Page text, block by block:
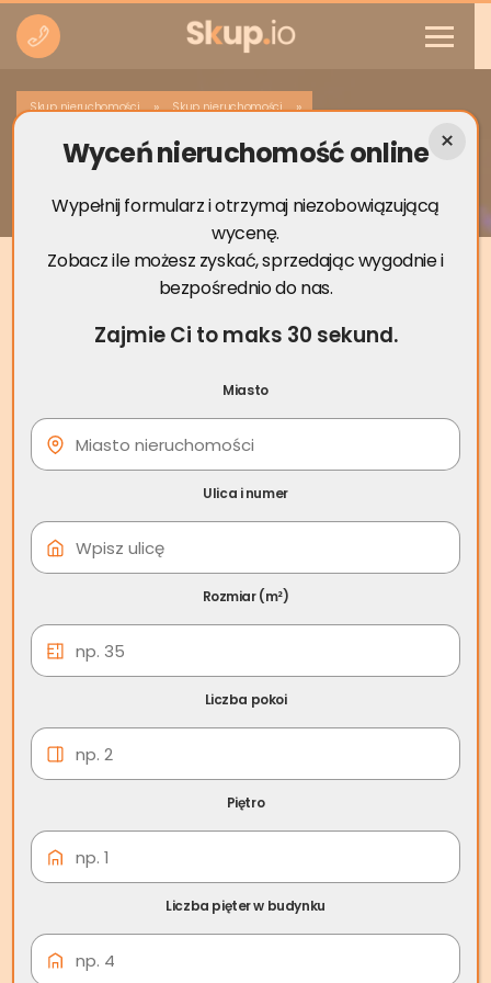
Skup nieruchomości » Skup nieruchomości »
Skup nieruchomości Sierpc
09 czeSkup nieruchomości
Sierpc
Wyceń nieruchomość online
Wypełnij formularz i otrzymaj niezobowiązującą
wycenę.
Zobacz ile możesz zyskać, sprzedając wygodnie i
bezpośrednio do nas.
Zajmie Ci to maks 30 sekund.
Miasto
Ulica i numer
Rozmiar (m²)
Liczba pokoi
Piętro
Liczba pięter w budynku